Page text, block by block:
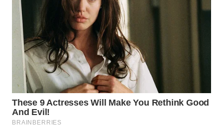
PAKPAK
WN
KARAWANG
WN
BEKASI